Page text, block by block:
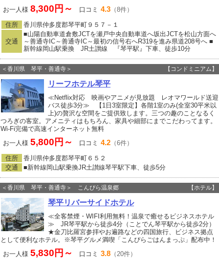
お一人様 8,300円～ 口コミ 4.3 （8件）
住所 香川県仲多度郡琴平町９５７－１
交通
■山陽自動車道倉敷JCTを瀬戸中央自動車道へ坂出JCTを松山方面へ
～善通寺IC～善通寺IC～最初の信号右へR319を進み県道208号へ ■
新幹線岡山駅乗換 JR土讃線 『琴平駅』下車、徒歩10分
＜香川県 琴平・善通寺＞ 【コンドミニアム】
リーフホテル琴平
≪Netflix対応 映画やアニメが見放題 レオマワールド送迎
バス徒歩3分≫ 【1日3室限定】各階1室のみ(全室30平米以
上)の贅沢な空間をご提供致します。三つの趣のことなるく
つろぎの客室。アメニティはもちろん、家具や細部にまでこだわってます。
Wi-Fi完備で高速インターネット無料
お一人様 5,800円～ 口コミ 4.2 （6件）
住所
香川県仲多度郡琴平町６５２
交通
■新幹線岡山駅乗換JR土讃線琴平駅下車、徒歩5分
＜香川県 琴平・善通寺＞ こんぴら温泉郷 【ホテル】
琴平リバーサイドホテル
≪全客禁煙・WIFI利用無料！温泉で癒せるビジネスホテル
≫ JR琴平駅から徒歩4分（ことでん琴平駅から徒歩2分）
★金刀比羅宮参拝やお遍路などの四国旅行、ビジネス拠点
として便利なホテル。※琴平グルメ満喫「こんぴらごはんまっぷ」配布中！
お一人様 5,830円～ 口コミ 3.8 （20件）